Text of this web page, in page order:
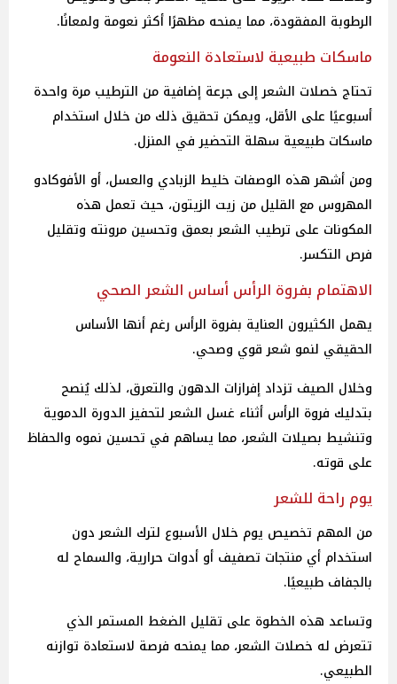
الرطوبة المفقودة، مما يمنحه مظهرًا أكثر نعومة ولمعانًا.
ماسكات طبيعية لاستعادة النعومة
تحتاج خصلات الشعر إلى جرعة إضافية من الترطيب مرة واحدة
أسبوعيًا على الأقل، ويمكن تحقيق ذلك من خلال استخدام
ماسكات طبيعية سهلة التحضير في المنزل.
ومن أشهر هذه الوصفات خليط الزبادي والعسل، أو الأفوكادو
المهروس مع القليل من زيت الزيتون، حيث تعمل هذه
المكونات على ترطيب الشعر بعمق وتحسين مرونته وتقليل
فرص التكسر.
الاهتمام بفروة الرأس أساس الشعر الصحي
يهمل الكثيرون العناية بفروة الرأس رغم أنها الأساس
الحقيقي لنمو شعر قوي وصحي.
وخلال الصيف تزداد إفرازات الدهون والتعرق، لذلك يُنصح
بتدليك فروة الرأس أثناء غسل الشعر لتحفيز الدورة الدموية
وتنشيط بصيلات الشعر، مما يساهم في تحسين نموه والحفاظ
على قوته.
يوم راحة للشعر
من المهم تخصيص يوم خلال الأسبوع لترك الشعر دون
استخدام أي منتجات تصفيف أو أدوات حرارية، والسماح له
بالجفاف طبيعيًا.
وتساعد هذه الخطوة على تقليل الضغط المستمر الذي
تتعرض له خصلات الشعر، مما يمنحه فرصة لاستعادة توازنه
الطبيعي.